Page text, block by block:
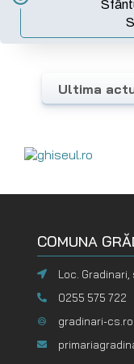
Ultima
COMUNA
Loc. Gradinari,
0255 575 722
gradinari-cs.ro